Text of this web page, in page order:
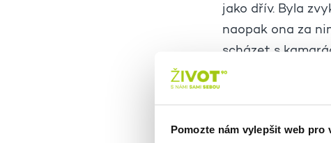
Pomozte nám vylepšit web pro
jako dřív. Byla
naopak ona za
scházet s
na ni není moc.